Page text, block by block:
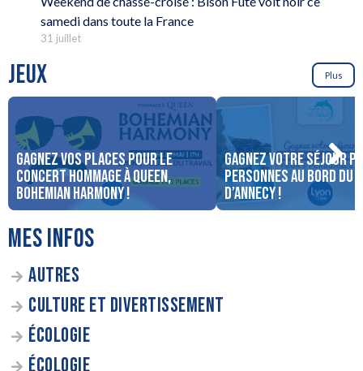
samedi dans toute la France
31 juillet
JEUX Plus
Gagnez vos places pour le
concert Hommage à Queen,
Bohemian Harmony !
Gagnez votre séjour
personnes au bord du
d’Annecy !
MES INFOS
AUTRES
CULTURE ET DIVERTISSEMENT
ÉCOLOGIE
ÉCOLOGIE